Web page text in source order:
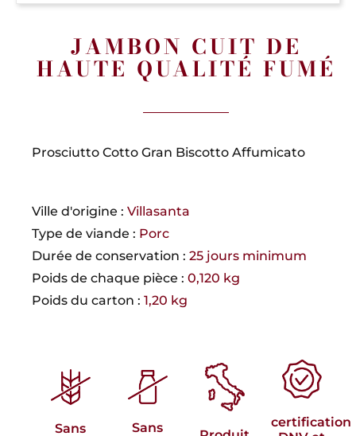
JAMBON CUIT DE
HAUTE QUALITÉ FUMÉ
Prosciutto Cotto Gran Biscotto Affumicato
Ville d'origine : Villasanta
Type de viande : Porc
Durée de conservation : 25 jours minimum
Poids de chaque pièce : 0,120 kg
Poids du carton : 1,20 kg
Sans
Sans
certification